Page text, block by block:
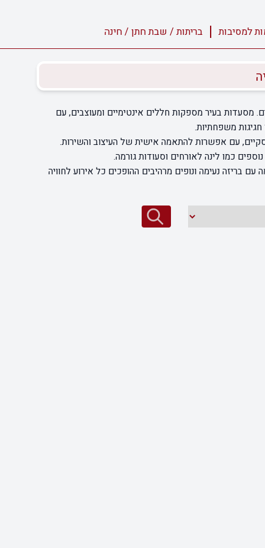
למסיבות בריתות / שבת חתן / חינה
מסעדות בעיר מספקות חללים אינטימיים ומעוצבים, עם
משפחתיות.
עם אפשרות להתאמה אישית של העיצוב והשירות.
כמו לינה לאורחים וסעודות גורמה.
בריזה נעימה ונופים מרהיבים ההופכים כל אירוע לחוויה